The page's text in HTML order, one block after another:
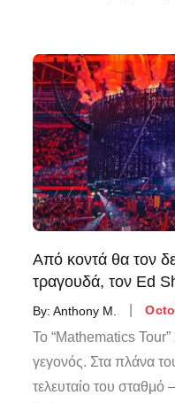
Από κοντά θα τον
τραγουδά, τον Ed
By:Anthony M.
Το “Mathematics
γεγονός. Στα πλάνα
τελευταίο του σταθμό